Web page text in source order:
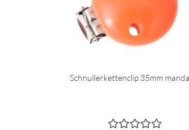
Schnullerkettenclip 35mm